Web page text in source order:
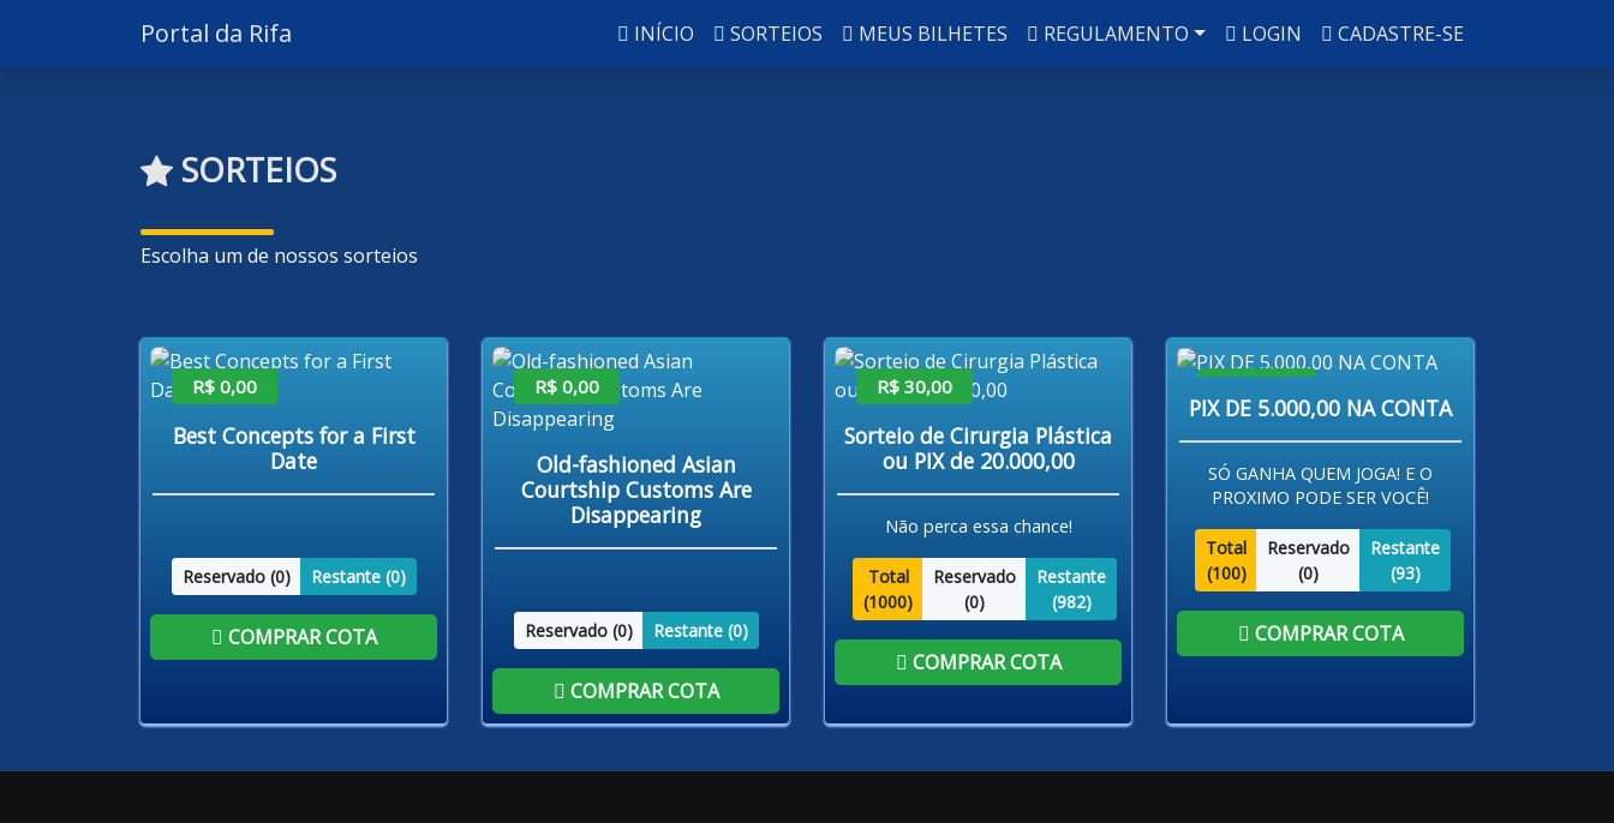
Portal da Rifa INÍCIO SORTEIOS MEUS BILHETES REGULAMENTO LOGIN CADASTRE-SE
SORTEIOS
Escolha um de nossos sorteios
R$ 0,00
Best Concepts for a First
Date
Reservado (0) Restante (0)
COMPRAR COTA
R$ 0,00
Old-fashioned Asian
Courtship Customs Are
Disappearing
Reservado (0) Restante (0)
COMPRAR COTA
R$ 30,00
Sorteio de Cirurgia Plástica
ou PIX de 20.000,00
Não perca essa chance!
Total
(1000)
Reservado
(0)
Restante
(982)
COMPRAR COTA
PIX DE 5.000,00 NA CONTA
SÓ GANHA QUEM JOGA! E O
PROXIMO PODE SER VOCÊ!
Total
(100)
Reservado
(0)
Restante
(93)
COMPRAR COTA